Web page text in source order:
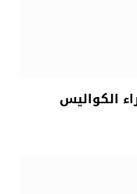
الكواليس